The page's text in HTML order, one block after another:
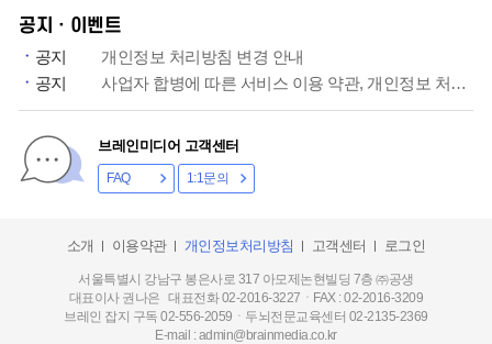
공지ㆍ이벤트
공지
개인정보 처리방침 변경 안내
공지
사업자 합병에 따른 서비스 이용 약관, 개인정보 처리방침 개정 안내
브레인미디어 고객센터
FAQ 1:1문의
소개 이용약관 개인정보처리방침 고객센터 로그인
서울특별시 강남구 봉은사로 317 아모제논현빌딩 7층 ㈜공생
대표이사 권나은 대표전화 02-2016-3227ㆍFAX : 02-2016-3209
브레인 잡지 구독 02-556-2059ㆍ두뇌전문교육센터 02-2135-2369
E-mail : admin@brainmedia.co.kr